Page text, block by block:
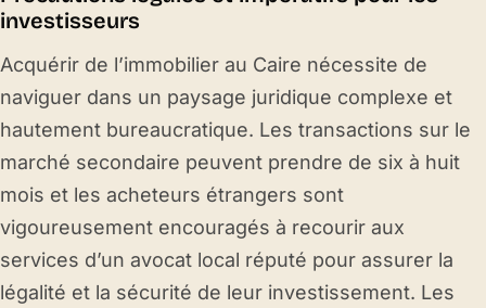
investisseurs
Acquérir de l’immobilier au Caire nécessite de
naviguer dans un paysage juridique complexe et
hautement bureaucratique. Les transactions sur le
marché secondaire peuvent prendre de six à huit
mois et les acheteurs étrangers sont
vigoureusement encouragés à recourir aux
services d’un avocat local réputé pour assurer la
légalité et la sécurité de leur investissement. Les